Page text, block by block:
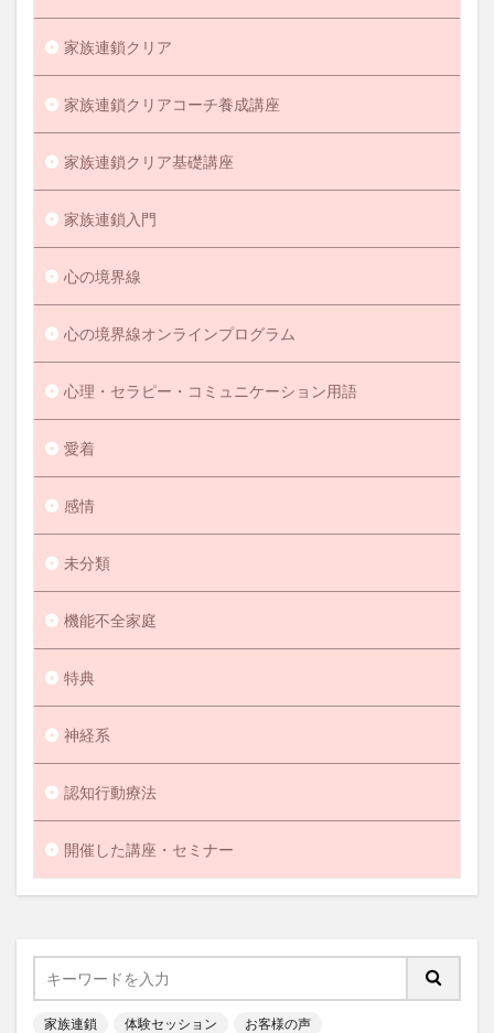
家族連鎖クリア
家族連鎖クリアコーチ養成講座
家族連鎖クリア基礎講座
家族連鎖入門
心の境界線
心の境界線オンラインプログラム
心理・セラピー・コミュニケーション用語
愛着
感情
未分類
機能不全家庭
特典
神経系
認知行動療法
開催した講座・セミナー
家族連鎖 体験セッション お客様の声